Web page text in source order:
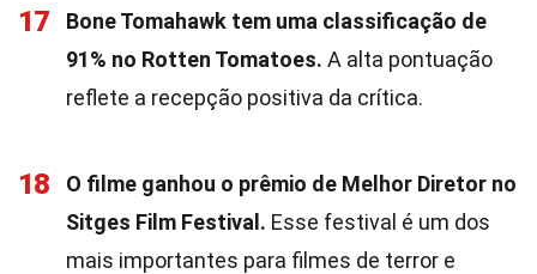
17
Bone Tomahawk tem uma classificação de
91% no Rotten Tomatoes. A alta pontuação
reflete a recepção positiva da crítica.
18
O filme ganhou o prêmio de Melhor Diretor no
Sitges Film Festival. Esse festival é um dos
mais importantes para filmes de terror e